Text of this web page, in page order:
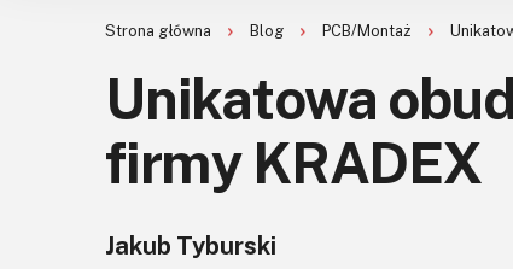
Strona główna Blog PCB/Montaż
Unikatowa
firmy KRADEX
Jakub Tyburski